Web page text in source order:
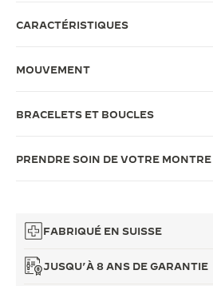
LE PIONNIER DE LA PRÉCISION
CARACTÉRISTIQUES
MOUVEMENT
BRACELETS ET BOUCLES
PRENDRE SOIN DE VOTRE MONTRE
FABRIQUÉ EN SUISSE
JUSQU’À 8 ANS DE GARANTIE